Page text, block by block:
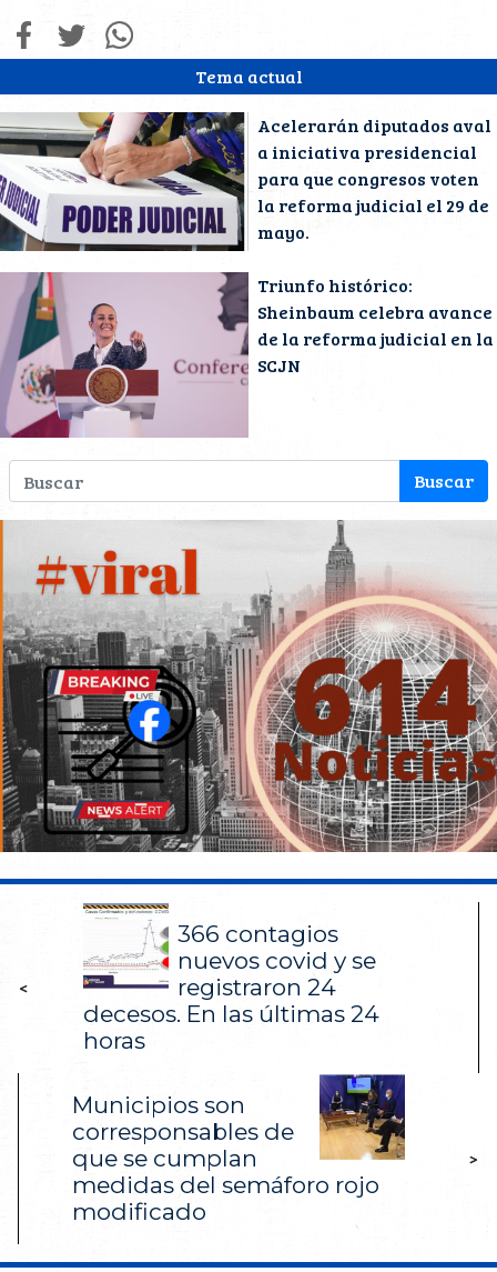
Tema actual
Acelerarán diputados aval
a iniciativa presidencial
para que congresos voten
la reforma judicial el 29 de
mayo.
Triunfo histórico:
Sheinbaum celebra avance
de la reforma judicial en la
SCJN
<
366 contagios
nuevos covid y se
registraron 24
decesos. En las últimas 24
horas
Municipios son
corresponsables de
que se cumplan
medidas del semáforo rojo
modificado
>